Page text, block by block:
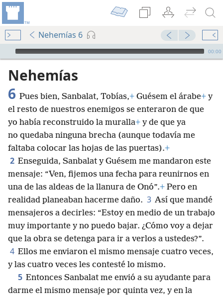
Nehemías 6
Audio Player
00:00
Nehemías
6 Pues bien, Sanbalat, Tobías,+ Guésem el árabe+ y
el resto de nuestros enemigos se enteraron de que
yo había reconstruido la muralla+ y de que ya
no quedaba ninguna brecha (aunque todavía me
faltaba colocar las hojas de las puertas).+
2 Enseguida, Sanbalat y Guésem me mandaron este
mensaje: “Ven, fijemos una fecha para reunirnos en
una de las aldeas de la llanura de Onó”.+ Pero en
realidad planeaban hacerme daño. 3 Así que mandé
mensajeros a decirles: “Estoy en medio de un trabajo
muy importante y no puedo bajar. ¿Cómo voy a dejar
que la obra se detenga para ir a verlos a ustedes?”.
4 Ellos me enviaron el mismo mensaje cuatro veces,
y las cuatro veces les contesté lo mismo.
5 Entonces Sanbalat me envió a su ayudante para
darme el mismo mensaje por quinta vez, y en la